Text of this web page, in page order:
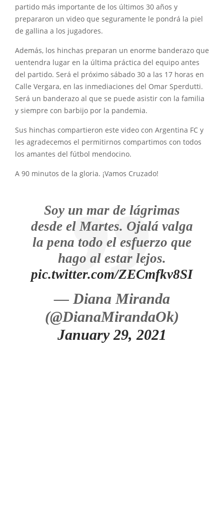
partido más importante de los últimos 30 años y
prepararon un video que seguramente le pondrá la piel
de gallina a los jugadores.
Además, los hinchas preparan un enorme banderazo que
uentendra lugar en la última práctica del equipo antes
del partido. Será el próximo sábado 30 a las 17 horas en
Calle Vergara, en las inmediaciones del Omar Sperdutti.
Será un banderazo al que se puede asistir con la familia
y siempre con barbijo por la pandemia.
Sus hinchas compartieron este video con Argentina FC y
les agradecemos el permitirnos compartimos con todos
los amantes del fútbol mendocino.
A 90 minutos de la gloria. ¡Vamos Cruzado!
Soy un mar de lágrimas
desde el Martes. Ojalá valga
la pena todo el esfuerzo que
hago al estar lejos.
pic.twitter.com/ZECmfkv8SI
— Diana Miranda
(@DianaMirandaOk)
January 29, 2021